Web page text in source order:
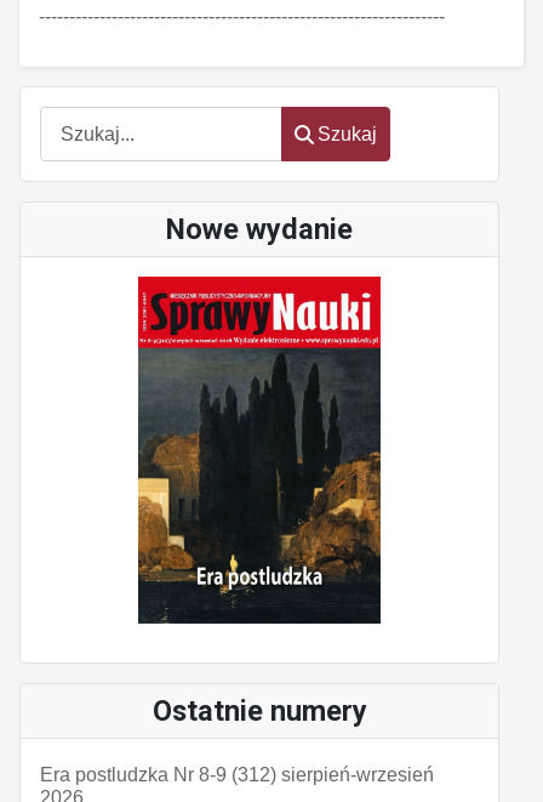
Szukaj
Szukaj
Nowe wydanie
Ostatnie numery
Era postludzka Nr 8-9 (312) sierpień-wrzesień
-------------------------------------------------------------------